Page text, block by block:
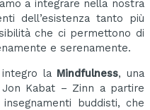
a integrare nella nostra
dell’esistenza tanto più
che ci permettono di
e serenamente.
la Mindfulness, una
Kabat – Zinn a partire
buddisti, che